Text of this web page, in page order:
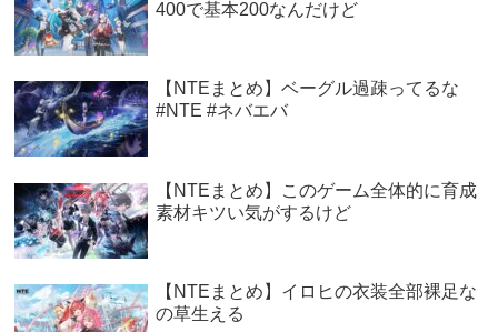
400で基本200なんだけど
【NTEまとめ】ベーグル過疎ってるな
#NTE #ネバエバ
【NTEまとめ】このゲーム全体的に育成
素材キツい気がするけど
【NTEまとめ】イロヒの衣装全部裸足な
の草生える